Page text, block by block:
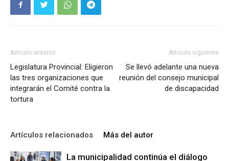
Artículo anterior
Legislatura Provincial: Eligieron
las tres organizaciones que
integrarán el Comité contra la
tortura
Artículo siguiente
Se llevó adelante una nueva
reunión del consejo municipal
de discapacidad
Artículos relacionados Más del autor
La municipalidad continúa el diálogo